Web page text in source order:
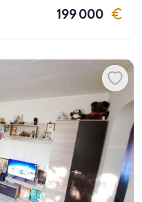
199 000